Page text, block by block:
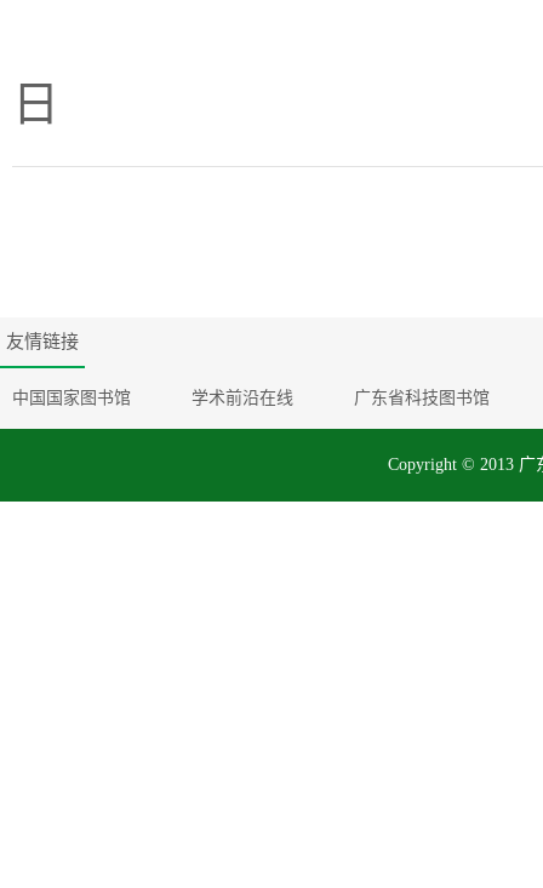
日
友情链接
中国国家图书馆 学术前沿在线 广东省科技图书馆
Copyright © 2013 广